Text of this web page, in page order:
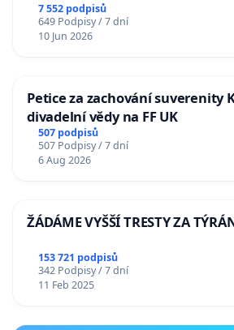
7 552 podpisů
649 Podpisy / 7 dní
10 Jun 2026
Petice za zachování suverenity
divadelní vědy na FF UK
507 podpisů
507 Podpisy / 7 dní
6 Aug 2026
ŽÁDÁME VYŠŠÍ TRESTY ZA
153 721 podpisů
342 Podpisy / 7 dní
11 Feb 2025